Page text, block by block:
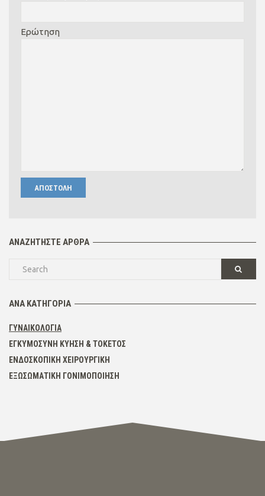
Ερώτηση
ΑΝΑΖΗΤΉΣΤΕ ΆΡΘΡΑ
ΑΝΆ ΚΑΤΗΓΟΡΊΑ
ΓΥΝΑΙΚΟΛΟΓΊΑ
ΕΓΚΥΜΟΣΎΝΗ ΚΎΗΣΗ & ΤΟΚΕΤΌΣ
ΕΝΔΟΣΚΟΠΙΚΉ ΧΕΙΡΟΥΡΓΙΚΉ
ΕΞΩΣΩΜΑΤΙΚΉ ΓΟΝΙΜΟΠΟΊΗΣΗ